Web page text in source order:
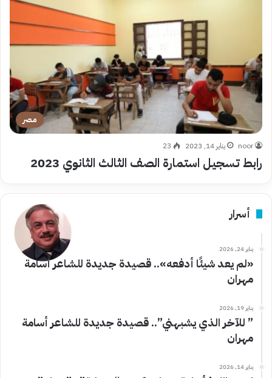
مصر
noor يناير 14, 2023 23
رابط تسجيل استمارة الصف الثالث الثانوي 2023
أسرار
يناير 24, 2026
«لم يعد شيئًا أدفعه».. قصيدة جديدة للشاعر أسامة
مهران
يناير 19, 2026
” للآخر الذي يشبهني”.. قصيدة جديدة للشاعر أسامة
مهران
يناير 14, 2026